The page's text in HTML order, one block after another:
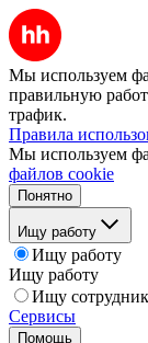
Мы используем
правильную
трафик.
Правила
Мы используем
файлов cookie
Понятно
Ищу работу
Ищу работу
Ищу работу
Ищу
Сервисы
Помощь